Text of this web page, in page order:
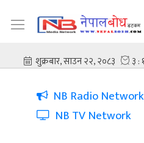
NB Radio Network
NB TV Network